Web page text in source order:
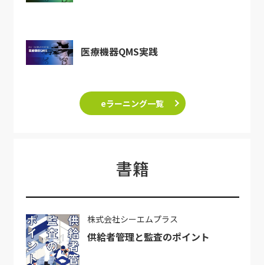
医療機器QMS実践
eラーニング一覧
書籍
株式会社シーエムプラス
供給者管理と監査のポイント